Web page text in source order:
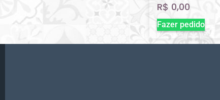
R$ 0,00
Fazer pedido